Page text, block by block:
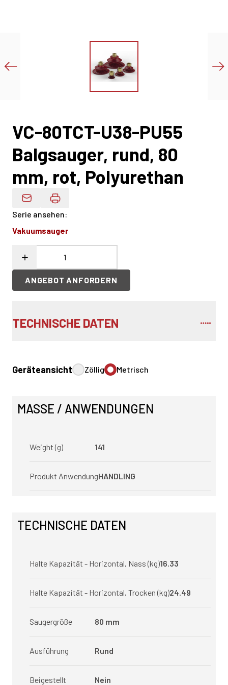
VC-80TCT-U38-PU55
Balgsauger, rund, 80
mm, rot, Polyurethan
Produktdaten Per E-Mail
Serie ansehen:
Vakuumsauger
ANGEBOT ANFORDERN
TECHNISCHE DATEN
Geräteansicht Zöllig Metrisch
MASSE / ANWENDUNGEN
Weight (g) 141
Produkt AnwendungHANDLING
TECHNISCHE DATEN
Halte Kapazität - Horizontal, Nass (kg)16.33
Halte Kapazität - Horizontal, Trocken (kg)24.49
Saugergröße 80 mm
Ausführung Rund
Beigestellt Nein